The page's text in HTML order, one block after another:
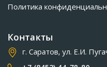
Политика
Контакты
г. Саратов, ул. Е.И.